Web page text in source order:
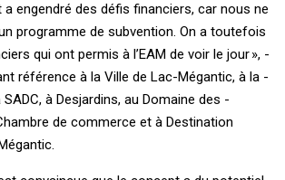
a engendré des défis financiers, car nous ne
programme de subvention. On a toutefois
qui ont permis à l’EAM de voir le jour »,
référence à la ­Ville de ­Lac-Mégantic, à la
­SADC, à ­Desjardins, au ­Domaine des
de commerce et à ­Destination